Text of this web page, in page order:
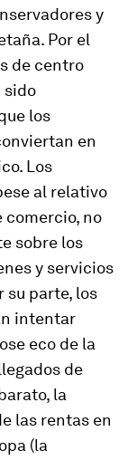
y
Por el
de centro
sido
los
en
Los
al relativo
comercio, no
sobre los
y servicios
su parte, los
intentar
eco de la
de
la
las rentas en
(la